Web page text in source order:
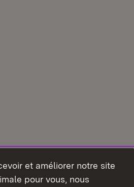
et améliorer notre site
pour vous, nous